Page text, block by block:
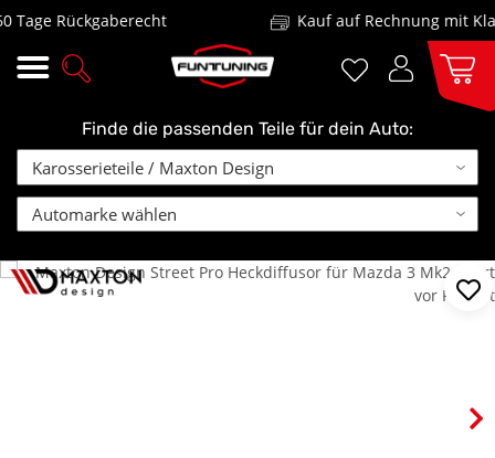
Rückgaberecht Kauf auf Rechnung mit
Finde die passenden Teile für dein Auto: